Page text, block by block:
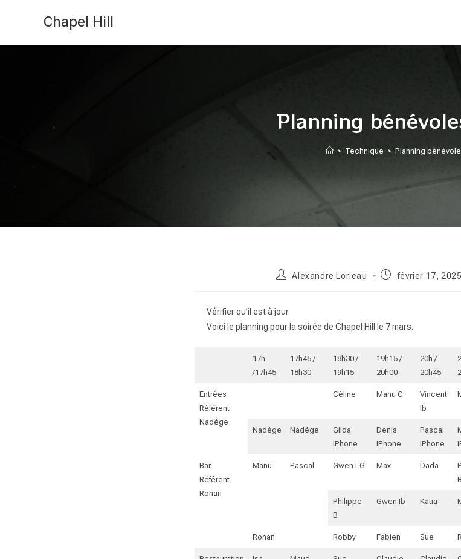
Chapel Hill
Planning
> Technique > Planning
Auteur/autrice
publication :
Alexandre Lorieau
Publication
février 17, 2025
Vérifier qu’il est à jour
Voici le planning pour la soirée de Chapel Hill le 7 mars.
17h
/17h45
17h45 /
18h30
18h30 /
19h15
19h15 /
20h00
20h /
20h45
Entrées
Référent
Nadège
Céline Manu C
Vincent
Ib
Nadège Nadège
Gilda
IPhone
Denis
IPhone
Pascal
IPhone
Bar
Référent
Ronan
Manu Pascal Gwen LG Max Dada
B
Philippe
B
Gwen Ib Katia
Ronan Robby Fabien Sue